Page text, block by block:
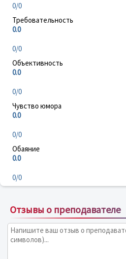
0/0
Требовательность
0.0
0/0
Объективность
0.0
0/0
Чувство юмора
0.0
0/0
Обаяние
0.0
0/0
Отзывы о преподавателе